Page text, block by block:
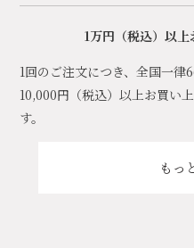
1万円（税込）以
1回のご注文につき、全国一律
10,000円（税込）以上お買い
す。
もっ